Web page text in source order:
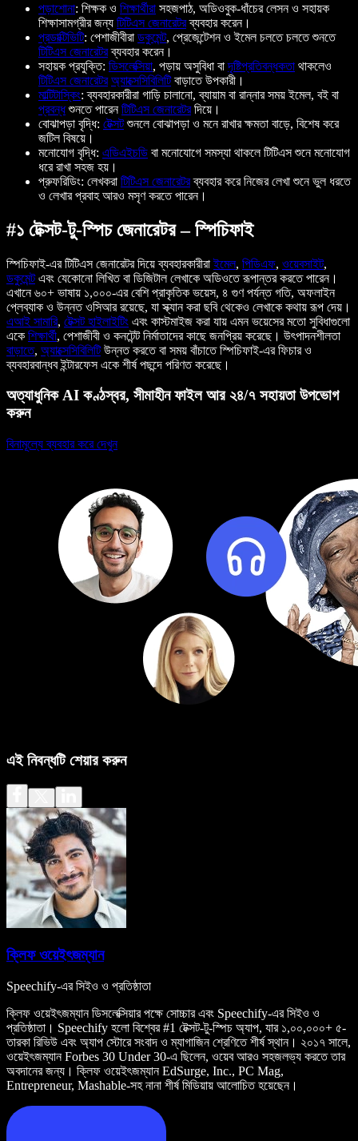
পড়াশোনা: শিক্ষক ও শিক্ষার্থীরা সহজপাঠ, অডিওবুক-ধাঁচের লেসন ও সহায়ক
শিক্ষাসামগ্রীর জন্য টিটিএস জেনারেটরব্যবহার করেন।
প্রডাক্টিভিটি: পেশাজীবীরা ডকুমেন্ট, প্রেজেন্টেশন ও ইমেল চলতে চলতে শুনতে
টিটিএস জেনারেটরব্যবহার করেন।
সহায়ক প্রযুক্তি: ডিসলেক্সিয়া, পড়ায় অসুবিধা বাদৃষ্টিপ্রতিবন্ধকতা থাকলেও
টিটিএস জেনারেটর অ্যাক্সেসিবিলিটিবাড়াতে উপকারী।
মাল্টিটাস্কিং: ব্যবহারকারীরা গাড়ি চালানো, ব্যায়াম বা রান্নার সময় ইমেল, বই বা
প্রবন্ধশুনতে পারেনটিটিএস জেনারেটরদিয়ে।
বোঝাপড়া বৃদ্ধি: টেক্সটশুনলে বোঝাপড়া ও মনে রাখার ক্ষমতা বাড়ে, বিশেষ করে
জটিল বিষয়ে।
মনোযোগ বৃদ্ধি: এডিএইচডি বা মনোযোগে সমস্যা থাকলে টিটিএস শুনে মনোযোগ
ধরে রাখা সহজ হয়।
প্রুফরিডিং: লেখকরা টিটিএস জেনারেটরব্যবহার করে নিজের লেখা শুনে ভুল ধরতে
ও লেখার প্রবাহ আরও মসৃণ করতে পারেন।
#১ টেক্সট-টু-স্পিচ জেনারেটর – স্পিচিফাই
স্পিচিফাই-এর টিটিএস জেনারেটর দিয়ে ব্যবহারকারীরাইমেল, পিডিএফ, ওয়েবসাইট,
ডকুমেন্টএবং যেকোনো লিখিত বা ডিজিটাল লেখাকে অডিওতে রূপান্তর করতে পারেন।
এখানে ৬০+ ভাষায় ১,০০০-এর বেশি প্রাকৃতিক ভয়েস, ৪ গুণ পর্যন্ত গতি, অফলাইন
প্লেব্যাক ও উন্নত ওসিআর রয়েছে, যা স্ক্যান করা ছবি থেকেও লেখাকে কথায় রূপ দেয়।
এআই সামারি, টেক্সট হাইলাইটিং এবং কাস্টমাইজ করা যায় এমন ভয়েসের মতো সুবিধাগুলো
একে শিক্ষার্থী, পেশাজীবী ও কনটেন্ট নির্মাতাদের কাছে জনপ্রিয় করেছে। উৎপাদনশীলতা
বাড়াতে, অ্যাক্সেসিবিলিটিউন্নত করতে বা সময় বাঁচাতে স্পিচিফাই-এর ফিচার ও
ব্যবহারবান্ধব ইন্টারফেস একে শীর্ষ পছন্দে পরিণত করেছে।
অত্যাধুনিক AI কণ্ঠস্বর, সীমাহীন ফাইল আর ২৪/৭ সহায়তা উপভোগ
করুন
বিনামূল্যে ব্যবহার করে দেখুন
এই নিবন্ধটি শেয়ার করুন
ক্লিফ ওয়েইৎজম্যান
Speechify-এর সিইও ও প্রতিষ্ঠাতা
ক্লিফ ওয়েইৎজম্যান ডিসলেক্সিয়ার পক্ষে সোচ্চার এবং Speechify-এর সিইও ও
প্রতিষ্ঠাতা। Speechify হলো বিশ্বের #1 টেক্সট-টু-স্পিচ অ্যাপ, যার ১,০০,০০০+ ৫-
তারকা রিভিউ এবং অ্যাপ স্টোরে সংবাদ ও ম্যাগাজিন শ্রেণিতে শীর্ষ স্থান। ২০১৭ সালে,
ওয়েইৎজম্যান Forbes 30 Under 30-এ ছিলেন, ওয়েব আরও সহজলভ্য করতে তার
অবদানের জন্য। ক্লিফ ওয়েইৎজম্যান EdSurge, Inc., PC Mag,
Entrepreneur, Mashable-সহ নানা শীর্ষ মিডিয়ায় আলোচিত হয়েছেন।